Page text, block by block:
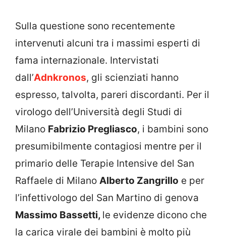
Sulla questione sono recentemente
intervenuti alcuni tra i massimi esperti di
fama internazionale. Intervistati
dall’Adnkronos, gli scienziati hanno
espresso, talvolta, pareri discordanti. Per il
virologo dell’Università degli Studi di
Milano Fabrizio Pregliasco, i bambini sono
presumibilmente contagiosi mentre per il
primario delle Terapie Intensive del San
Raffaele di Milano Alberto Zangrillo e per
l’infettivologo del San Martino di genova
Massimo Bassetti, le evidenze dicono che
la carica virale dei bambini è molto più